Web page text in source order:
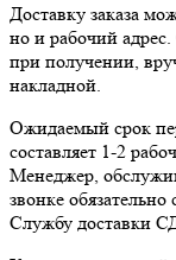
Доставку заказа
но и рабочий
при получении,
накладной.
Ожидаемый срок
составляет 1-2
Менеджер,
звонке
Службу доставки